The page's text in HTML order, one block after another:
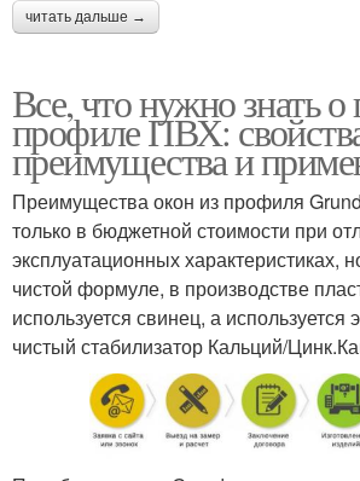
читать дальше →
Все, что нужно знать
профиле ПВХ:
преимущества и
Преимущества окон из профиля
только в бюджетной стоимости при
эксплуатационных характеристиках,
чистой формуле, в производстве
используется свинец, а используется
чистый стабилизатор Кальций/